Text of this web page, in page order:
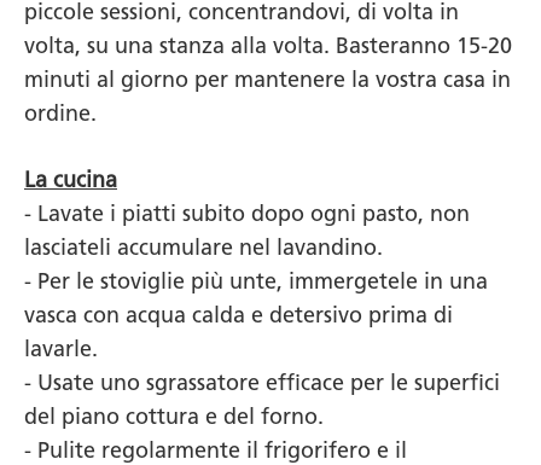
piccole sessioni, concentrandovi, di volta in
volta, su una stanza alla volta. Basteranno 15-20
minuti al giorno per mantenere la vostra casa in
ordine.
La cucina
- Lavate i piatti subito dopo ogni pasto, non
lasciateli accumulare nel lavandino.
- Per le stoviglie più unte, immergetele in una
vasca con acqua calda e detersivo prima di
lavarle.
- Usate uno sgrassatore efficace per le superfici
del piano cottura e del forno.
- Pulite regolarmente il frigorifero e il